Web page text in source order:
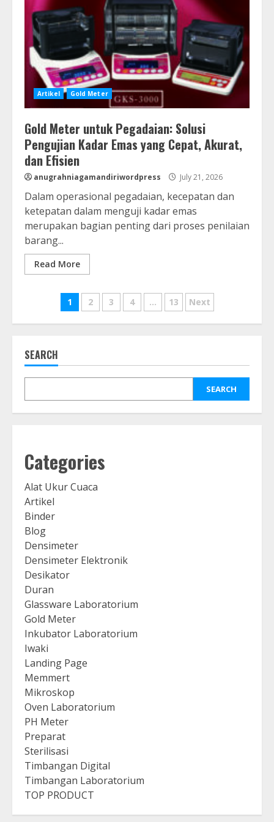
Artikel Gold Meter
Gold Meter untuk Pegadaian: Solusi
Pengujian Kadar Emas yang Cepat, Akurat,
dan Efisien
anugrahniagamandiriwordpress July 21, 2026
Dalam operasional pegadaian, kecepatan dan
ketepatan dalam menguji kadar emas
merupakan bagian penting dari proses penilaian
barang...
Read More
Posts
navigation
1 2 3 4 … 13 Next
SEARCH
SEARCH
Categories
Alat Ukur Cuaca
Artikel
Binder
Blog
Densimeter
Densimeter Elektronik
Desikator
Duran
Glassware Laboratorium
Gold Meter
Inkubator Laboratorium
Iwaki
Landing Page
Memmert
Mikroskop
Oven Laboratorium
PH Meter
Preparat
Sterilisasi
Timbangan Digital
Timbangan Laboratorium
TOP PRODUCT